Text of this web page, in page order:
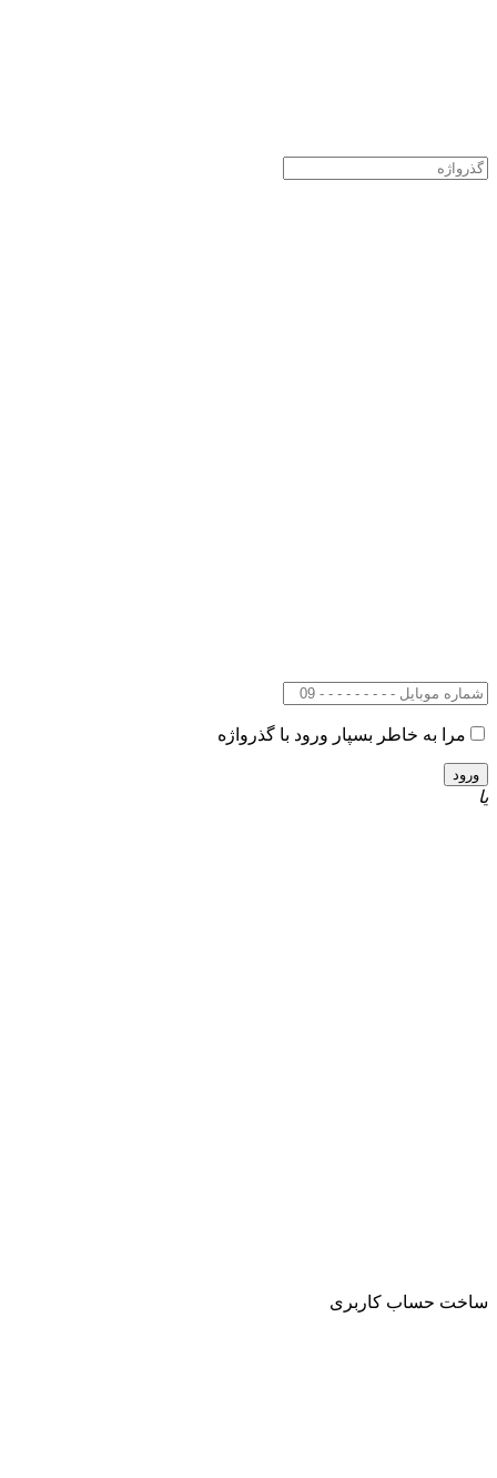
مرا به خاطر بسپار ورود با گذرواژه
یا
ساخت حساب کاربری